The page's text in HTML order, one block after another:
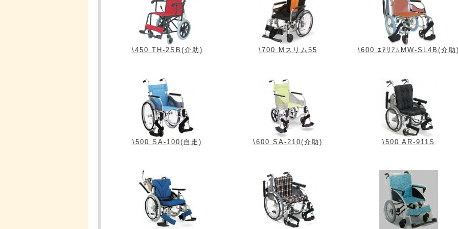
\450 TH-2SB(介助) \700 Mスリム55 \600 ｴｱﾘｱﾙMW-SL4B(介助
\500 SA-100(自走) \600 SA-210(介助) \500 AR-911S